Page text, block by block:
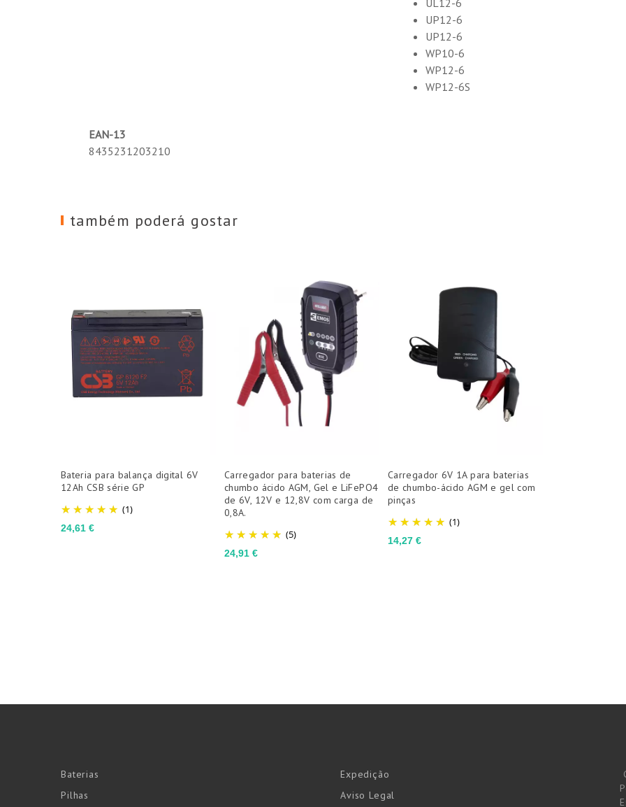
UP12-6
UP12-6
WP10-6
WP12-6
WP12-6S
EAN-13
8435231203210
também poderá gostar
(1)
Preço
24,61 €
Bateria para balança digital 6V
12Ah CSB série GP
(5)
Preço
24,91 €
Carregador para baterias de
chumbo ácido AGM, Gel e LiFePO4
de 6V, 12V e 12,8V com carga de
0,8A.
(1)
Preço
14,27 €
Carregador 6V 1A para baterias
de chumbo-ácido AGM e gel com
pinças
Baterias
Pilhas
Expedição
Aviso Legal